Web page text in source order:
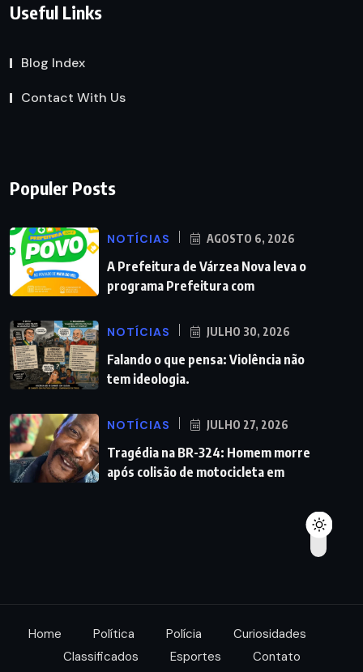
Useful Links
Blog Index
Contact With Us
Populer Posts
NOTÍCIAS AGOSTO 6, 2026
A Prefeitura de Várzea Nova leva o
programa Prefeitura com
NOTÍCIAS JULHO 30, 2026
Falando o que pensa: Violência não
tem ideologia.
NOTÍCIAS JULHO 27, 2026
Tragédia na BR-324: Homem morre
após colisão de motocicleta em
Home Política Polícia
Curiosidades
Classificados
Esportes Contato